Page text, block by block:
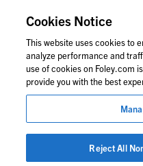
诈骗预警
联系我们
© 2026 福里尔·拉德纳律
律师广告
图片中的人物可能并非福
Cookies Notice
This website uses cookies to
analyze performance and
use of cookies on Foley.com
provide you with the best
Reject All